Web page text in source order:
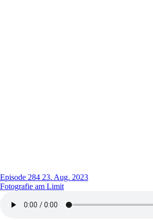
Episode 284 23. Aug. 2023
Fotografie am Limit